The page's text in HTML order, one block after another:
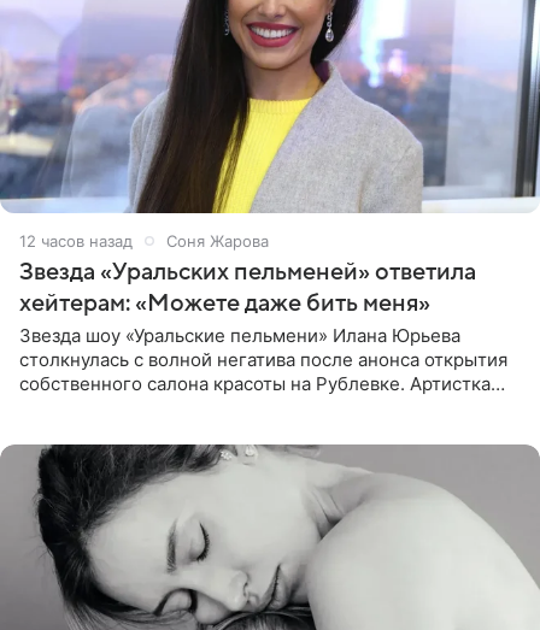
12 часов назад Соня Жарова
Звезда «Уральских пельменей» ответила
хейтерам: «Можете даже бить меня»
Звезда шоу «Уральские пельмени» Илана Юрьева
столкнулась с волной негатива после анонса открытия
собственного салона красоты на Рублевке. Артистка